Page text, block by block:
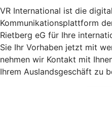
VR International ist die
Kommunikationsplattform
Rietberg eG für Ihre
Sie Ihr Vorhaben jetzt mit
nehmen wir Kontakt mit
Ihrem Auslandsgeschäft zu